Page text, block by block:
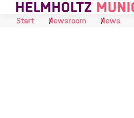
Skip to Content
Start
Newsroom News